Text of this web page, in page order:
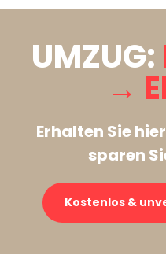
UMZUG:
→
Erhalten Sie
sparen
Kostenlos &